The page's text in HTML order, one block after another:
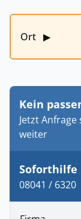
Ort ▶
Kein
Jetzt
weiter
Soforthilfe
08041 / 6320